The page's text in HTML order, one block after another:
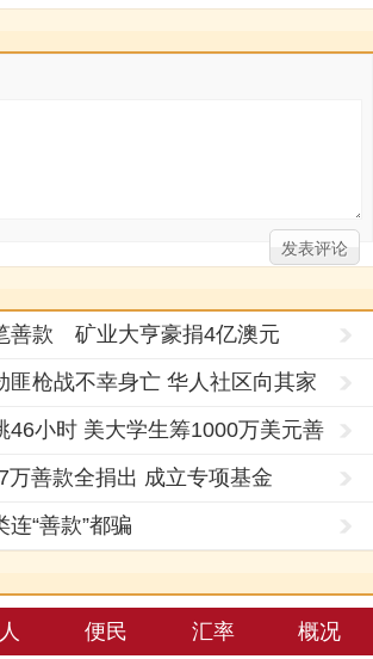
善款 矿业大亨豪捐4亿澳元
匪枪战不幸身亡 华人社区向其家
46小时 美大学生筹1000万美元善
万善款全捐出 成立专项基金
“善款”都骗
便民 汇率 概况